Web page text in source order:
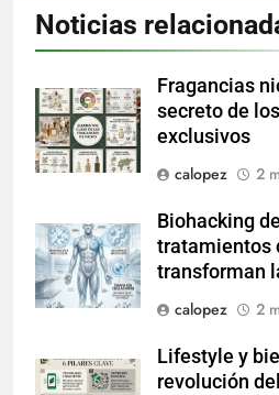
Noticias
Fragancias
secreto de
exclusivos
calopez
2
Biohacking
tratamientos
transforman
calopez
2
Lifestyle y
revolución